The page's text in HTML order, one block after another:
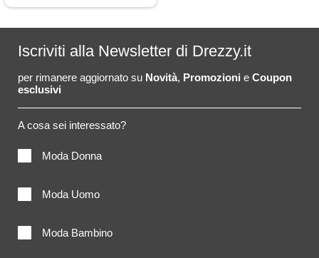
Iscriviti alla Newsletter di Drezzy.it
per rimanere aggiornato su Novità, Promozioni e Coupon
esclusivi
A cosa sei interessato?
Moda Donna
Moda Uomo
Moda Bambino